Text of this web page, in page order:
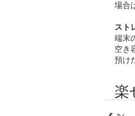
場合
スト
端末
空き
預け
楽